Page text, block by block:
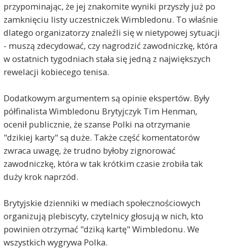
przypominając, że jej znakomite wyniki przyszły już po
zamknięciu listy uczestniczek Wimbledonu. To właśnie
dlatego organizatorzy znaleźli się w nietypowej sytuacji
- muszą zdecydować, czy nagrodzić zawodniczkę, która
w ostatnich tygodniach stała się jedną z największych
rewelacji kobiecego tenisa.
Dodatkowym argumentem są opinie ekspertów. Były
półfinalista Wimbledonu Brytyjczyk Tim Henman,
ocenił publicznie, że szanse Polki na otrzymanie
"dzikiej karty" są duże. Także część komentatorów
zwraca uwagę, że trudno byłoby zignorować
zawodniczkę, która w tak krótkim czasie zrobiła tak
duży krok naprzód.
Brytyjskie dzienniki w mediach społecznościowych
organizują plebiscyty, czytelnicy głosują w nich, kto
powinien otrzymać "dziką kartę" Wimbledonu. We
wszystkich wygrywa Polka.